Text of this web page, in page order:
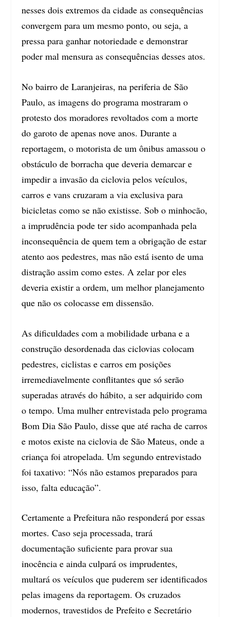
nesses dois extremos da cidade as consequências
convergem para um mesmo ponto, ou seja, a
pressa para ganhar notoriedade e demonstrar
poder mal mensura as consequências desses atos.
No bairro de Laranjeiras, na periferia de São
Paulo, as imagens do programa mostraram o
protesto dos moradores revoltados com a morte
do garoto de apenas nove anos. Durante a
reportagem, o motorista de um ônibus amassou o
obstáculo de borracha que deveria demarcar e
impedir a invasão da ciclovia pelos veículos,
carros e vans cruzaram a via exclusiva para
bicicletas como se não existisse. Sob o minhocão,
a imprudência pode ter sido acompanhada pela
inconsequência de quem tem a obrigação de estar
atento aos pedestres, mas não está isento de uma
distração assim como estes. A zelar por eles
deveria existir a ordem, um melhor planejamento
que não os colocasse em dissensão.
As dificuldades com a mobilidade urbana e a
construção desordenada das ciclovias colocam
pedestres, ciclistas e carros em posições
irremediavelmente conflitantes que só serão
superadas através do hábito, a ser adquirido com
o tempo. Uma mulher entrevistada pelo programa
Bom Dia São Paulo, disse que até racha de carros
e motos existe na ciclovia de São Mateus, onde a
criança foi atropelada. Um segundo entrevistado
foi taxativo: “Nós não estamos preparados para
isso, falta educação”.
Certamente a Prefeitura não responderá por essas
mortes. Caso seja processada, trará
documentação suficiente para provar sua
inocência e ainda culpará os imprudentes,
multará os veículos que puderem ser identificados
pelas imagens da reportagem. Os cruzados
modernos, travestidos de Prefeito e Secretário